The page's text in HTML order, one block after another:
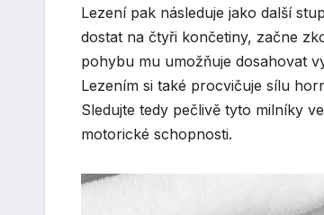
Lezení pak následuje jako další
dostat na čtyři končetiny, začne
pohybu mu umožňuje dosahovat
Lezením si také procvičuje sílu
Sledujte tedy pečlivě tyto milníky
motorické schopnosti.